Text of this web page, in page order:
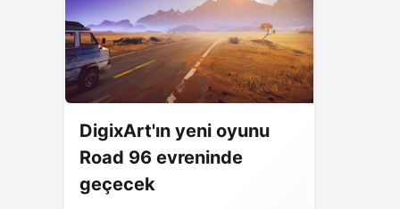
DigixArt'ın yeni oyunu
Road 96 evreninde
geçecek